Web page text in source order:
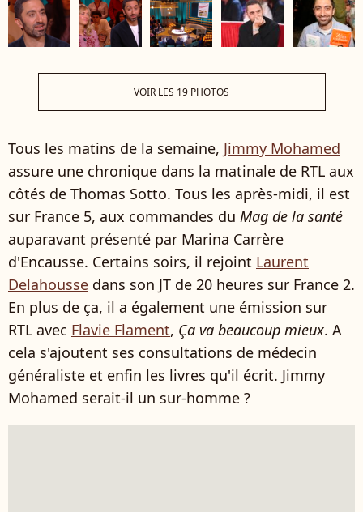
VOIR LES 19 PHOTOS
Tous les matins de la semaine, Jimmy Mohamed
assure une chronique dans la matinale de RTL aux
côtés de Thomas Sotto. Tous les après-midi, il est
sur France 5, aux commandes du Mag de la santé
auparavant présenté par Marina Carrère
d'Encausse. Certains soirs, il rejoint Laurent
Delahousse dans son JT de 20 heures sur France 2.
En plus de ça, il a également une émission sur
RTL avec Flavie Flament, Ça va beaucoup mieux. A
cela s'ajoutent ses consultations de médecin
généraliste et enfin les livres qu'il écrit. Jimmy
Mohamed serait-il un sur-homme ?